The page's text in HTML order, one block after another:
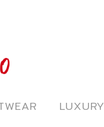
LUXURY
LUXURY